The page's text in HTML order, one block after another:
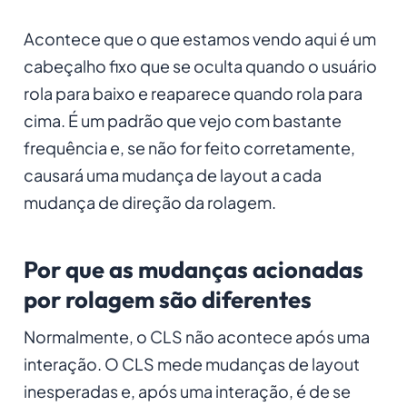
Acontece que o que estamos vendo aqui é um
cabeçalho fixo que se oculta quando o usuário
rola para baixo e reaparece quando rola para
cima. É um padrão que vejo com bastante
frequência e, se não for feito corretamente,
causará uma mudança de layout a cada
mudança de direção da rolagem.
Por que as mudanças acionadas
por rolagem são diferentes
Normalmente, o CLS não acontece após uma
interação. O CLS mede mudanças de layout
inesperadas e, após uma interação, é de se